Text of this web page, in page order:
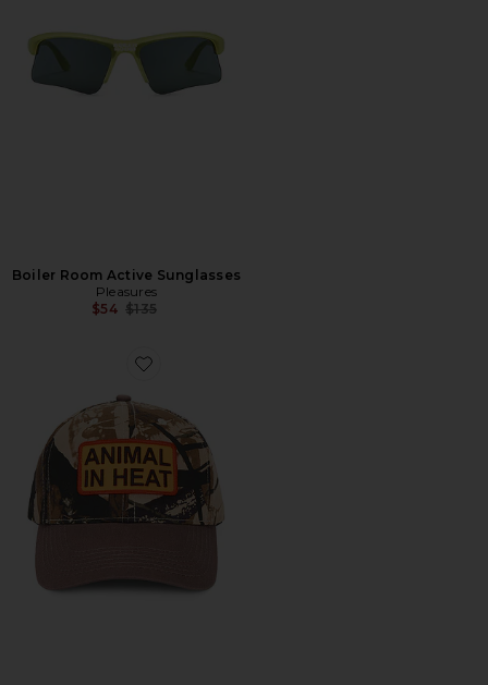
Boiler Room Active Sunglasses
Pleasures
$54 Previous price:
$135
Favorite ハット